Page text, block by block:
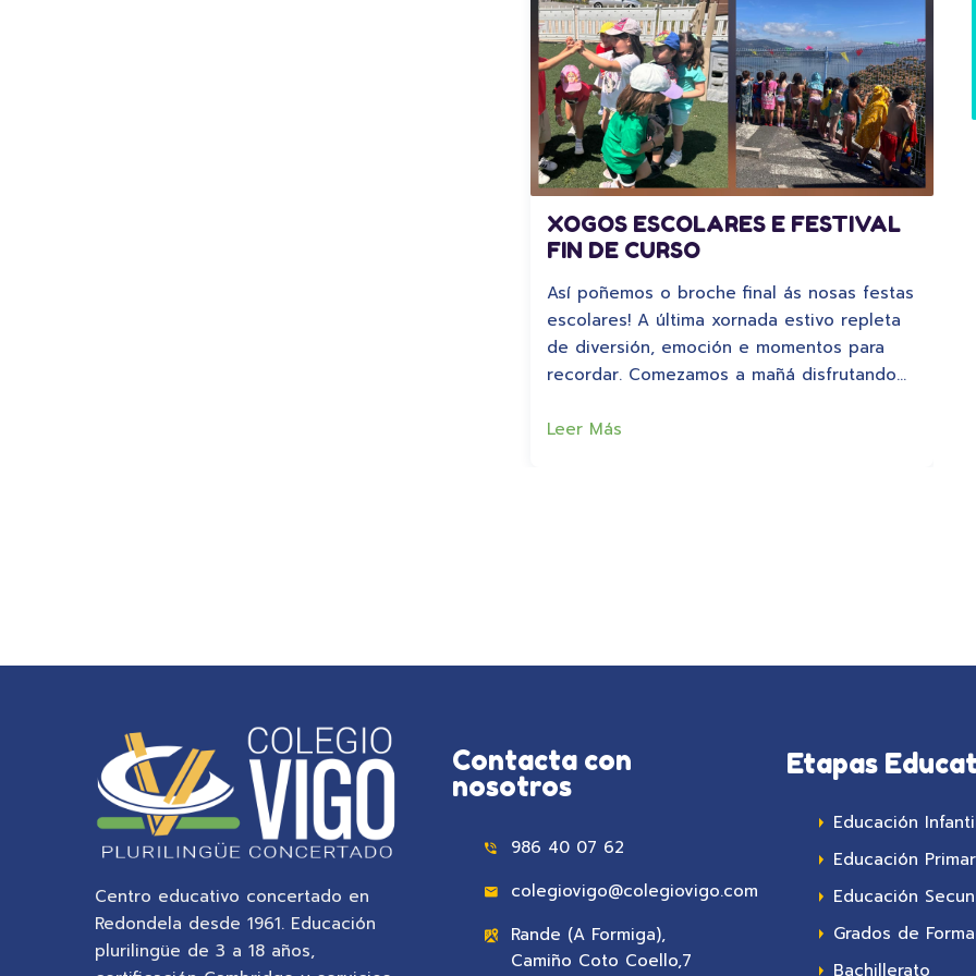
XOGOS ESCOLARES E FESTIVAL
FIN DE CURSO
Así poñemos o broche final ás nosas festas
escolares! A última xornada estivo repleta
de diversión, emoción e momentos para
recordar. Comezamos a mañá disfrutando…
Leer Más
Centro educativo concertado en
Redondela desde 1961. Educación
plurilingüe de 3 a 18 años,
Contacta con
nosotros
986 40 07 62
colegiovigo@colegiovigo.com
Rande (A Formiga),
Camiño Coto Coello,7
Etapas
Educación
Educación
Educación
Grados de
Bachillerato